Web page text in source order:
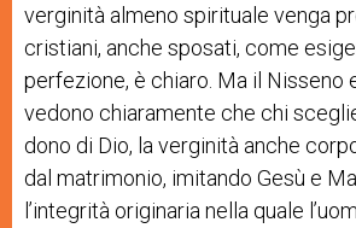
verginità almeno spirituale venga
cristiani, anche sposati, come
perfezione, è chiaro. Ma il Nisseno
vedono chiaramente che chi
dono di Dio, la verginità anche
dal matrimonio, imitando Gesù e
l’integrità originaria nella quale